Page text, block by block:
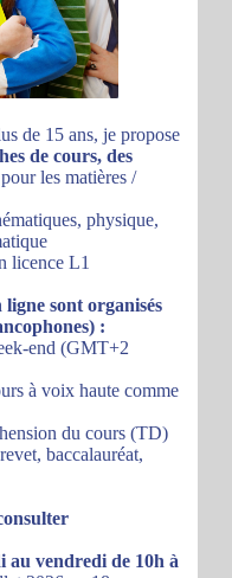
de 15 ans, je propose
de cours, des
pour les matières /
physique,
licence L1
ligne sont organisés
:
end (GMT+2
à voix haute comme
du cours (TD)
baccalauréat,
au vendredi de 10h à